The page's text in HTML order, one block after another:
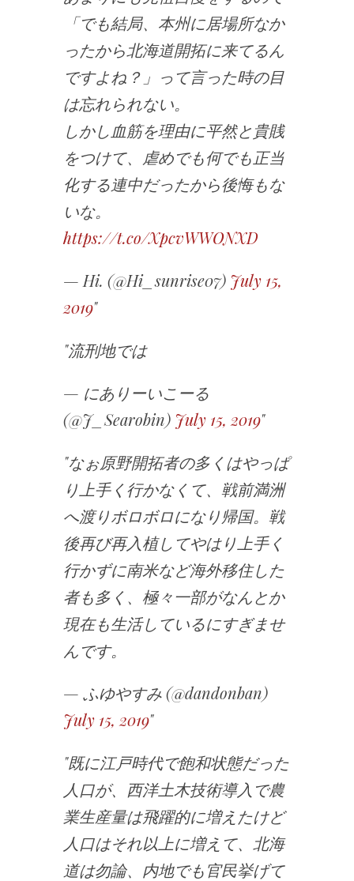
「でも結局、本州に居場所なか
ったから北海道開拓に来てるん
ですよね？」って言った時の目
は忘れられない。
しかし血筋を理由に平然と貴賎
をつけて、虐めでも何でも正当
化する連中だったから後悔もな
いな。
https://t.co/XpcvWWONXD
— Hi. (@Hi_sunrise07) July 15,
2019
流刑地では
— にありーいこーる
(@J_Searobin) July 15, 2019
なぉ原野開拓者の多くはやっぱ
り上手く行かなくて、戦前満洲
へ渡りボロボロになり帰国。戦
後再び再入植してやはり上手く
行かずに南米など海外移住した
者も多く、極々一部がなんとか
現在も生活しているにすぎませ
んです。
— ふゆやすみ (@dandonban)
July 15, 2019
既に江戸時代で飽和状態だった
人口が、西洋土木技術導入で農
業生産量は飛躍的に増えたけど
人口はそれ以上に増えて、北海
道は勿論、内地でも官民挙げて